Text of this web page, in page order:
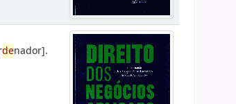
denador].